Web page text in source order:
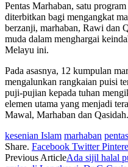
Pentas Marhaban, satu
diterbitkan bagi mengangkat
berzanji, marhaban, Rawi dan
muda dalam menghargai
Melayu ini.
Pada asasnya, 12 kumpulan
mengalunkan rangkaian puisi
puji-pujian kepada tuhan
elemen utama yang menjadi
Mawal, Marhaban dan Qasidah.
kesenian Islam marhaban
Share. Facebook Twitter
Previous ArticleAda sijil halal